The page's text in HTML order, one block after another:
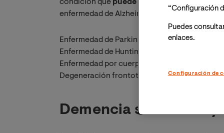
condición que puede estar causada por
enfermedad de Alzheimer, pero hay otras, por
Enfermedad de Parkinson
Enfermedad de Huntington
Enfermedad por cuerpos de Lewy
Degeneración frontotemporal
Demencia senil fases
“Configuración
Puedes
enlaces.
Configuración de